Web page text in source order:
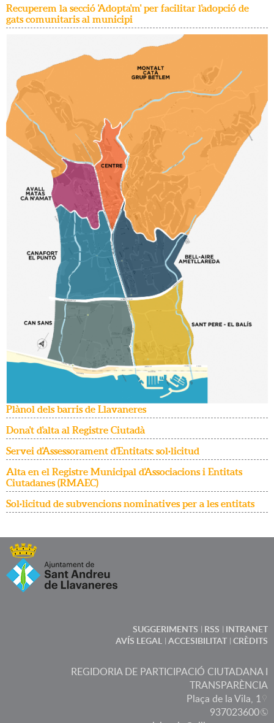
Recuperem la secció 'Adopta'm' per facilitar l'adopció de
gats comunitaris al municipi
Plànol dels barris de Llavaneres
Dona't d'alta al Registre Ciutadà
Servei d'Assessorament d'Entitats: sol·licitud
Alta en el Registre Municipal d'Associacions i Entitats
Ciutadanes (RMAEC)
Sol·licitud de subvencions nominatives per a les entitats
SUGGERIMENTS RSS
INTRANET
AVÍS LEGAL
ACCESIBILITAT CRÈDITS
REGIDORIA DE PARTICIPACIÓ CIUTADANA I
TRANSPARÈNCIA
Plaça de la Vila, 1
937023600